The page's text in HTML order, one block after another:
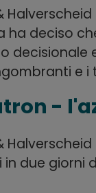
ha deciso
decisionale
e
-
due giorni